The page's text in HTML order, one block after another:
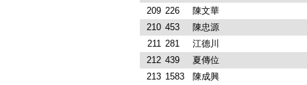
209 226
陳文華
210 453
陳忠源
211 281
江德川
212 439
夏傳位
213 1583
陳成興